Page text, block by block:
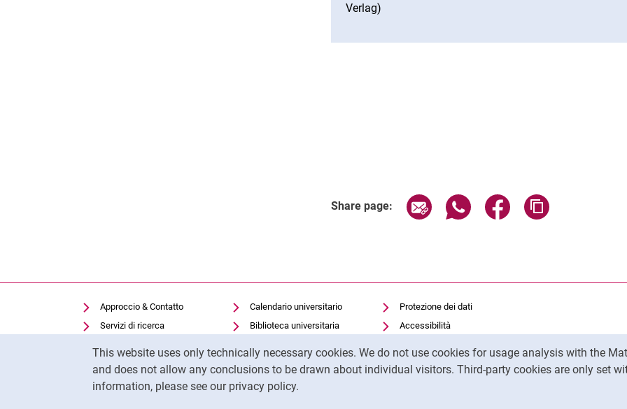
This website uses only technically necessary cookies. We do not use cookies for usage analysis with the
and does not allow any conclusions to be drawn about individual visitors. Third-party cookies are only set
information, please see our privacy policy.
Verlag)
Share page: Share page via email
Share page via WhatsApp
Share page via
Approccio & Contatto
Servizi di ricerca
Cookie settings
Calendario universitario
Biblioteca universitaria
Panopto
Protezione dei dati
Accessibilità
dell'intelligenza artificiale
Impronta